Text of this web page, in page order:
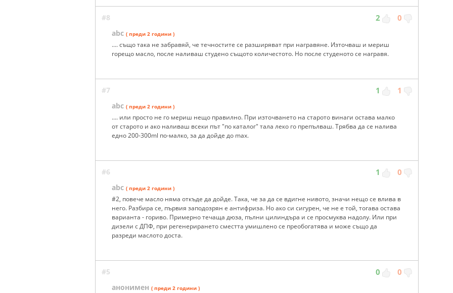
#8 2 0
abc ( преди 2 години )
.... също така не забравяй, че течностите се разширяват при награвяне. Източваш и мериш
горещо масло, после наливаш студено същото количестото. Но после студеното се награвя.
#7 1 1
abc ( преди 2 години )
.... или просто не го мериш нещо правилно. При източването на старото винаги остава малко
от старото и ако наливаш всеки път "по каталог" тала леко го препълваш. Трябва да се налива
едно 200-300ml по-малко, за да дойде до max.
#6 1 0
abc ( преди 2 години )
#2, повече масло няма откъде да дойде. Така, че за да се вдигне нивото, значи нещо се влива в
него. Разбира се, първия заподозрян е антифриза. Но ако си сигурен, че не е той, тогава остава
варианта - гориво. Примерно течаща дюза, пълни цилиндъра и се просмуква надолу. Или при
дизели с ДПФ, при регенерирането сместта умишлено се преобогатява и може също да
разреди маслото доста.
#5 0 0
анонимен ( преди 2 години )